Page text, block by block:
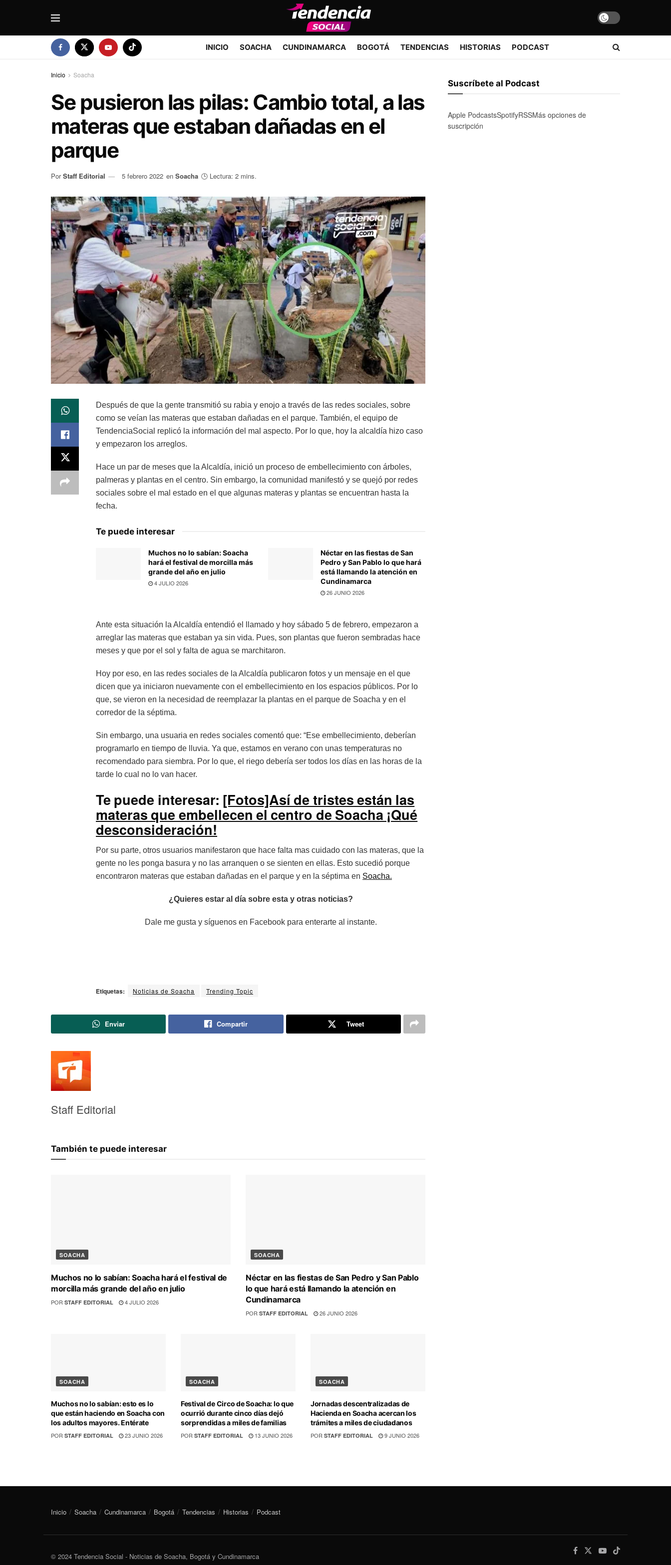
INICIO SOACHA CUNDINAMARCA BOGOTÁ TENDENCIAS HISTORIAS PODCAST
Inicio Soacha
Se pusieron las pilas: Cambio total, a las
materas que estaban dañadas en el
parque
Por Staff Editorial 5 febrero 2022 en Soacha 🕒 Lectura: 2 mins.
Después de que la gente transmitió su rabia y enojo a través de las redes sociales, sobre
como se veían las materas que estaban dañadas en el parque. También, el equipo de
TendenciaSocial replicó la información del mal aspecto. Por lo que, hoy la alcaldía hizo caso
y empezaron los arreglos.
Hace un par de meses que la Alcaldía, inició un proceso de embellecimiento con árboles,
palmeras y plantas en el centro. Sin embargo, la comunidad manifestó y se quejó por redes
sociales sobre el mal estado en el que algunas materas y plantas se encuentran hasta la
fecha.
Te puede interesar
Muchos no lo sabían: Soacha
hará el festival de morcilla más
grande del año en julio
4 JULIO 2026
Néctar en las fiestas de San
Pedro y San Pablo lo que hará
está llamando la atención en
Cundinamarca
26 JUNIO 2026
Ante esta situación la Alcaldía entendió el llamado y hoy sábado 5 de febrero, empezaron a
arreglar las materas que estaban ya sin vida. Pues, son plantas que fueron sembradas hace
meses y que por el sol y falta de agua se marchitaron.
Hoy por eso, en las redes sociales de la Alcaldía publicaron fotos y un mensaje en el que
dicen que ya iniciaron nuevamente con el embellecimiento en los espacios públicos. Por lo
que, se vieron en la necesidad de reemplazar la plantas en el parque de Soacha y en el
corredor de la séptima.
Sin embargo, una usuaria en redes sociales comentó que: “Ese embellecimiento, deberían
programarlo en tiempo de lluvia. Ya que, estamos en verano con unas temperaturas no
recomendado para siembra. Por lo que, el riego debería ser todos los días en las horas de la
tarde lo cual no lo van hacer.
Te puede interesar: [Fotos]Así de tristes están las
materas que embellecen el centro de Soacha ¡Qué
desconsideración!
Por su parte, otros usuarios manifestaron que hace falta mas cuidado con las materas, que la
gente no les ponga basura y no las arranquen o se sienten en ellas. Esto sucedió porque
encontraron materas que estaban dañadas en el parque y en la séptima en Soacha.
¿Quieres estar al día sobre esta y otras noticias?
Dale me gusta y síguenos en Facebook para enterarte al instante.
Etiquetas: Noticias de Soacha Trending Topic
Enviar Compartir Tweet
Staff Editorial
También te puede interesar
SOACHA
Muchos no lo sabían: Soacha hará el festival de
morcilla más grande del año en julio
POR STAFF EDITORIAL 4 JULIO 2026
SOACHA
Néctar en las fiestas de San Pedro y San Pablo
lo que hará está llamando la atención en
Cundinamarca
POR STAFF EDITORIAL 26 JUNIO 2026
SOACHA
Muchos no lo sabían: esto es lo
que están haciendo en Soacha con
los adultos mayores. Entérate
POR STAFF EDITORIAL 23 JUNIO 2026
SOACHA
Festival de Circo de Soacha: lo que
ocurrió durante cinco días dejó
sorprendidas a miles de familias
POR STAFF EDITORIAL 13 JUNIO 2026
SOACHA
Jornadas descentralizadas de
Hacienda en Soacha acercan los
trámites a miles de ciudadanos
POR STAFF EDITORIAL 9 JUNIO 2026
Suscríbete al Podcast
Apple PodcastsSpotifyRSSMás opciones de
suscripción
Inicio Soacha Cundinamarca Bogotá Tendencias Historias Podcast
© 2024 Tendencia Social - Noticias de Soacha, Bogotá y Cundinamarca